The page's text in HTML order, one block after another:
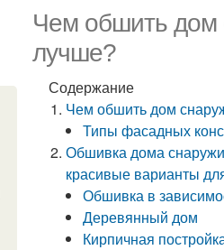
Чем обшить дом
лучше?
Содержание
Чем обшить дом
Типы фасадных
Обшивка дома
красивые варианты
Обшивка в
Деревянный дом
Кирпичная